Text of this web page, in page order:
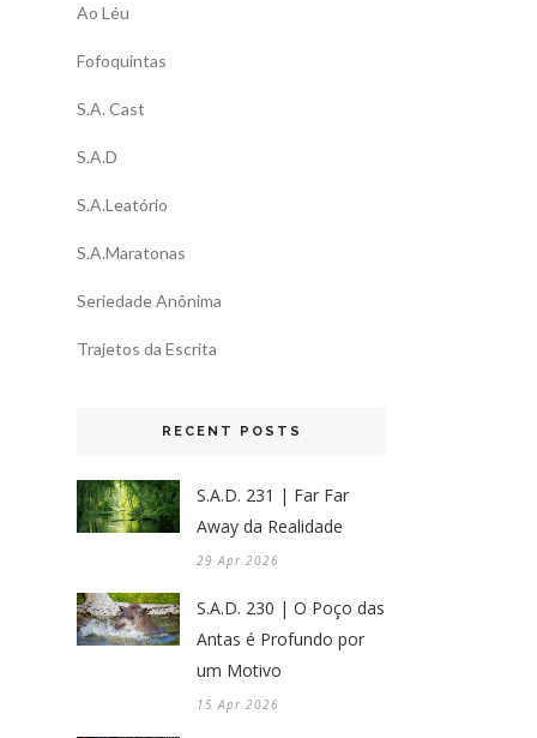
Ao Léu
Fofoquintas
S.A. Cast
S.A.D
S.A.Leatório
S.A.Maratonas
Seriedade Anônima
Trajetos da Escrita
RECENT POSTS
S.A.D. 231 | Far Far
Away da Realidade
29 Apr 2026
S.A.D. 230 | O Poço das
Antas é Profundo por
um Motivo
15 Apr 2026